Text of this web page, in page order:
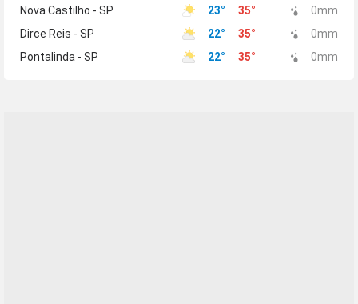
Nova Castilho - SP
23° 35° 0mm
Dirce Reis - SP
22° 35° 0mm
Pontalinda - SP
22° 35° 0mm